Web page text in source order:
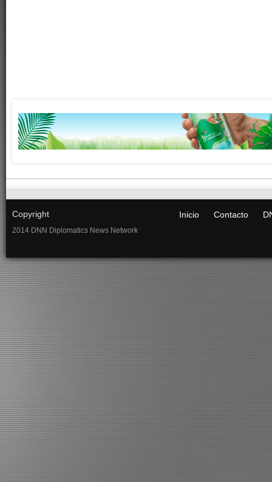
Copyright
2014 DNN Diplomatics News Network
Inicio Contacto